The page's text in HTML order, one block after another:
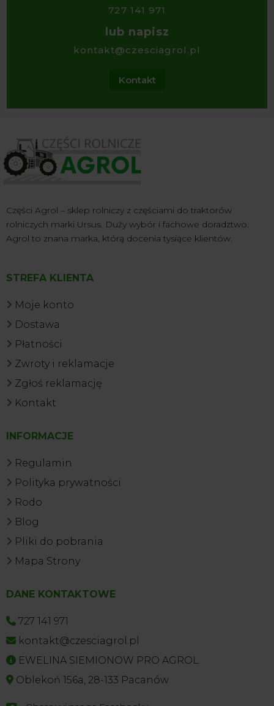
727 141 971
lub napisz
kontakt@czesciagrol.pl
Kontakt
Części Agrol – sklep rolniczy z częściami do traktorów
rolniczych marki Ursus. Duży wybór i fachowe doradztwo.
Agrol to znana marka, którą docenia tysiące klientów.
STREFA KLIENTA
Moje konto
Dostawa
Płatności
Zwroty i reklamacje
Zgłoś reklamację
Kontakt
INFORMACJE
Regulamin
Polityka prywatności
Rodo
Blog
Pliki do pobrania
Mapa Strony
DANE KONTAKTOWE
727 141 971
kontakt@czesciagrol.pl
EWELINA SIEMIONOW PRO AGROL
Oblekoń 156a, 28-133 Pacanów